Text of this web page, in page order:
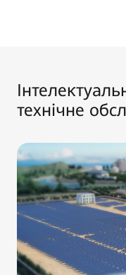
технічне